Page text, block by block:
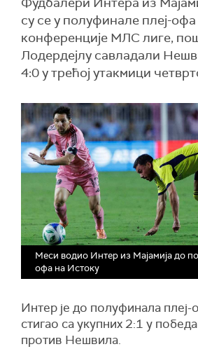
су се у полуфинале плеј-
конференције МЛС лиге,
Лодердејлу савладали
4:0 у трећој утакмици
Меси водио Интер из Мајамија до
офа на Истоку
Интер је до полуфинала
стигао са укупних 2:1 у
против Нешвила.